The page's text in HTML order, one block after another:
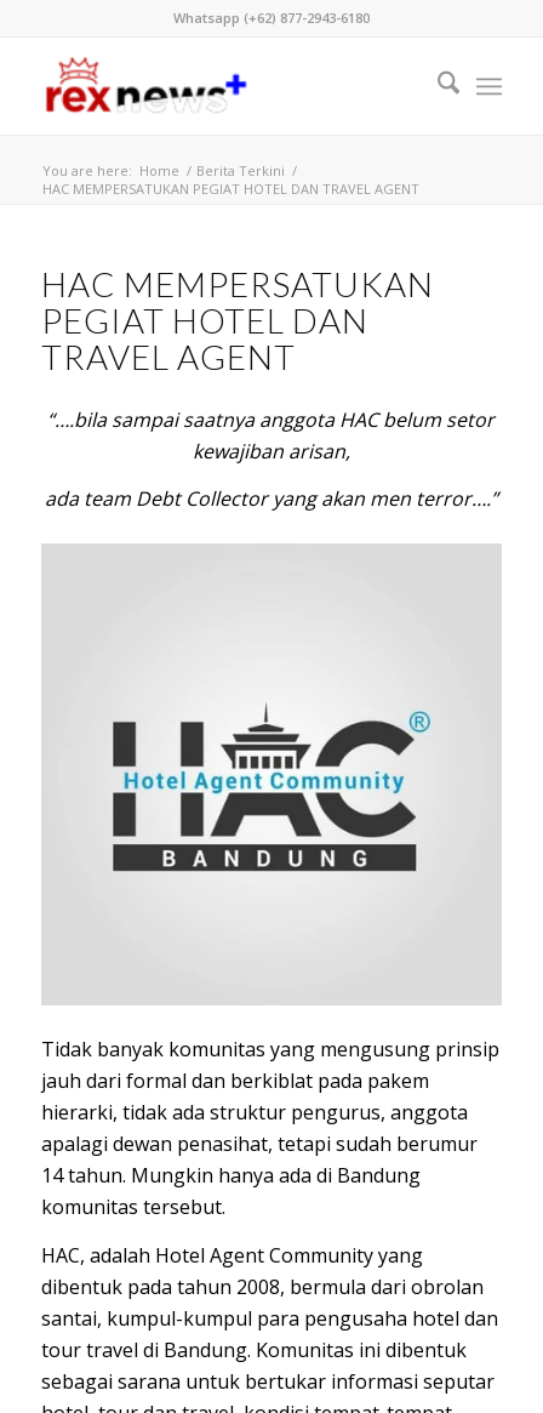
Whatsapp (+62) 877-2943-6180
You are here: Home / Berita Terkini /
HAC MEMPERSATUKAN PEGIAT HOTEL DAN TRAVEL AGENT
HAC MEMPERSATUKAN
PEGIAT HOTEL DAN
TRAVEL AGENT
“….bila sampai saatnya anggota HAC belum setor
kewajiban arisan,
ada team Debt Collector yang akan men terror….”
Tidak banyak komunitas yang mengusung prinsip
jauh dari formal dan berkiblat pada pakem
hierarki, tidak ada struktur pengurus, anggota
apalagi dewan penasihat, tetapi sudah berumur
14 tahun. Mungkin hanya ada di Bandung
komunitas tersebut.
HAC, adalah Hotel Agent Community yang
dibentuk pada tahun 2008, bermula dari obrolan
santai, kumpul-kumpul para pengusaha hotel dan
tour travel di Bandung. Komunitas ini dibentuk
sebagai sarana untuk bertukar informasi seputar